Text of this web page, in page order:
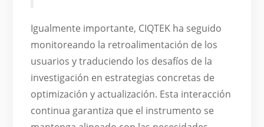
Igualmente importante, CIQTEK ha seguido
monitoreando la retroalimentación de los
usuarios y traduciendo los desafíos de la
investigación en estrategias concretas de
optimización y actualización. Esta interacción
continua garantiza que el instrumento se